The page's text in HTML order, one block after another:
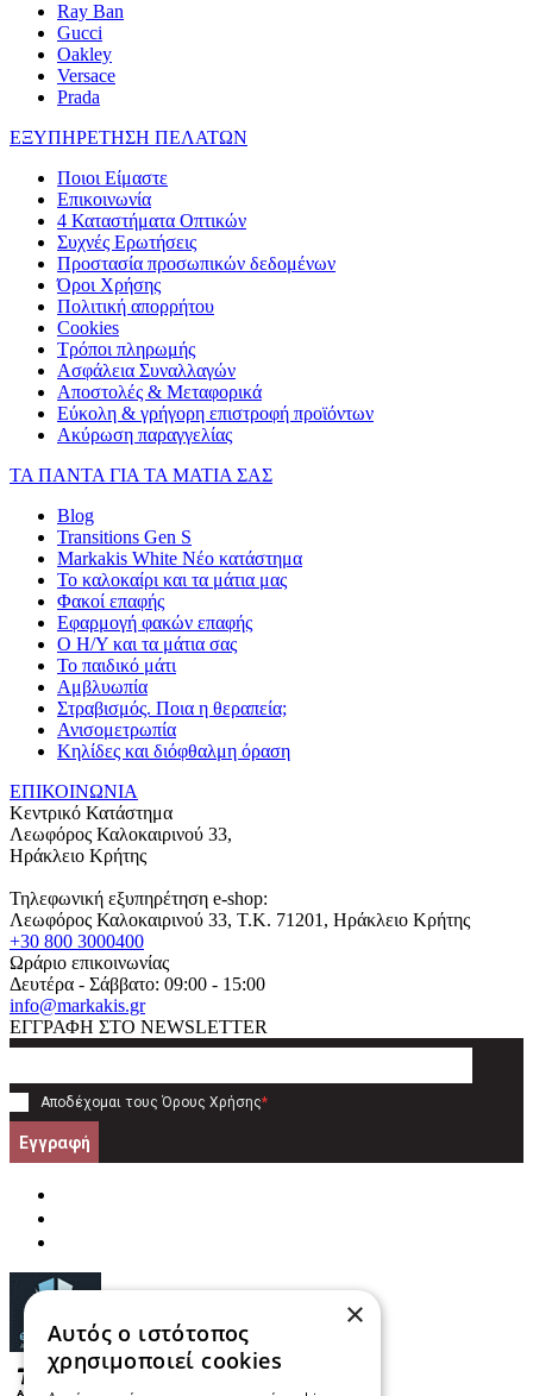
Ray Ban
Gucci
Oakley
Versace
Prada
ΕΞΥΠΗΡΕΤΗΣΗ ΠΕΛΑΤΩΝ
Ποιοι Είμαστε
Επικοινωνία
4 Καταστήματα Οπτικών
Συχνές Ερωτήσεις
Προστασία προσωπικών δεδομένων
Όροι Χρήσης
Πολιτική απορρήτου
Cookies
Τρόποι πληρωμής
Ασφάλεια Συναλλαγών
Αποστολές & Μεταφορικά
Εύκολη & γρήγορη επιστροφή προϊόντων
Ακύρωση παραγγελίας
ΤΑ ΠΑΝΤΑ ΓΙΑ ΤΑ ΜΑΤΙΑ ΣΑΣ
Blog
Transitions Gen S
Markakis White Νέο κατάστημα
Το καλοκαίρι και τα μάτια μας
Φακοί επαφής
Εφαρμογή φακών επαφής
Ο Η/Υ και τα μάτια σας
Το παιδικό μάτι
Αμβλυωπία
Στραβισμός. Ποια η θεραπεία;
Ανισομετρωπία
Κηλίδες και διόφθαλμη όραση
ΕΠΙΚΟΙΝΩΝΙΑ
Κεντρικό Κατάστημα
Λεωφόρος Καλοκαιρινού 33,
Ηράκλειο Κρήτης
Τηλεφωνική εξυπηρέτηση e-shop:
Λεωφόρος Καλοκαιρινού 33, T.K. 71201, Ηράκλειο Κρήτης
+30 800 3000400
Ωράριο επικοινωνίας
Δευτέρα - Σάββατο: 09:00 - 15:00
info@markakis.gr
ΕΓΓΡΑΦΗ ΣΤΟ NEWSLETTER
Αποδέχομαι τους Όρους Χρήσης*
Εγγραφή
×
Αυτός ο ιστότοπος
χρησιμοποιεί cookies